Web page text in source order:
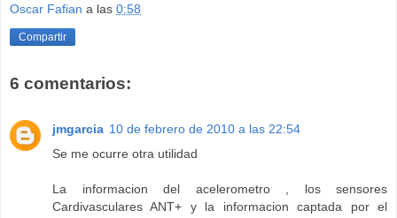
Oscar Fafian a las 0:58
Compartir
6 comentarios:
jmgarcia 10 de febrero de 2010 a las 22:54
Se me ocurre otra utilidad
La informacion del acelerometro , los sensores
Cardivasculares ANT+ y la informacion captada por el